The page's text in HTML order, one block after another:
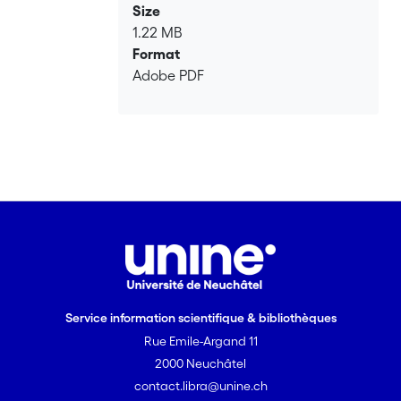
d'entretiens semi-structurés approfondis
sur leur conception quotidienne de ce
soutien individuel aux participants à la
réinstallation. Il a été constaté qu'ils
même créent une catégorisation des
participants à la réinstallation qui les
d'une procédure d'asile en Suisse. Le
coaching quotidien est largement
structuré autour d'un paradigme de
responsabilité personnelle et de la
Size
1.22 MB
Format
Adobe PDF
Service information scientifique & bibliothèques
Rue Emile-Argand 11
2000 Neuchâtel
contact.libra@unine.ch